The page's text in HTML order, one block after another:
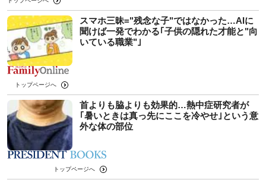
スマホ三昧="残念な子"ではなかった…AIに
聞けば一発でわかる｢子供の隠れた才能と"向
いている職業"｣
トップページへ
首よりも脇よりも効果的…熱中症研究者が
｢暑いときは真っ先にここを冷やせ｣という意
外な体の部位
トップページへ